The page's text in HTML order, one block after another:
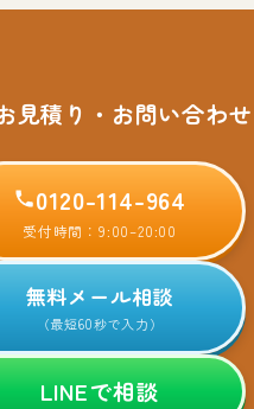
見積り・お問い合わせ
0120-114-964
受付時間：9:00–20:00
無料メール相談
（最短60秒で入力）
LINEで相談